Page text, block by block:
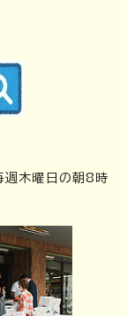
週木曜日の朝8時